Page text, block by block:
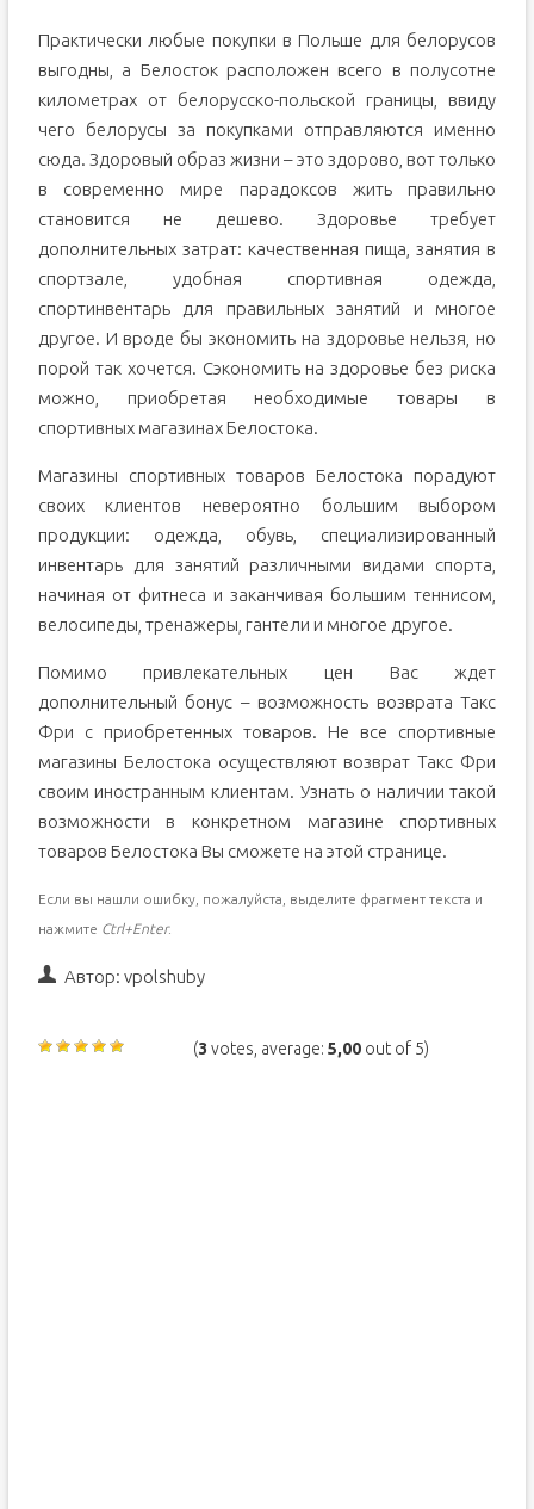
Практически любые покупки в Польше для белорусов
выгодны, а Белосток расположен всего в полусотне
километрах от белорусско-польской границы, ввиду
чего белорусы за покупками отправляются именно
сюда. Здоровый образ жизни – это здорово, вот только
в современно мире парадоксов жить правильно
становится не дешево. Здоровье требует
дополнительных затрат: качественная пища, занятия в
спортзале, удобная спортивная одежда,
спортинвентарь для правильных занятий и многое
другое. И вроде бы экономить на здоровье нельзя, но
порой так хочется. Сэкономить на здоровье без риска
можно, приобретая необходимые товары в
спортивных магазинах Белостока.
Магазины спортивных товаров Белостока порадуют
своих клиентов невероятно большим выбором
продукции: одежда, обувь, специализированный
инвентарь для занятий различными видами спорта,
начиная от фитнеса и заканчивая большим теннисом,
велосипеды, тренажеры, гантели и многое другое.
Помимо привлекательных цен Вас ждет
дополнительный бонус – возможность возврата Такс
Фри с приобретенных товаров. Не все спортивные
магазины Белостока осуществляют возврат Такс Фри
своим иностранным клиентам. Узнать о наличии такой
возможности в конкретном магазине спортивных
товаров Белостока Вы сможете на этой странице.
Если вы нашли ошибку, пожалуйста, выделите фрагмент текста и
нажмите Ctrl+Enter.
Автор: vpolshuby
(3 votes, average:5,00 out of 5)